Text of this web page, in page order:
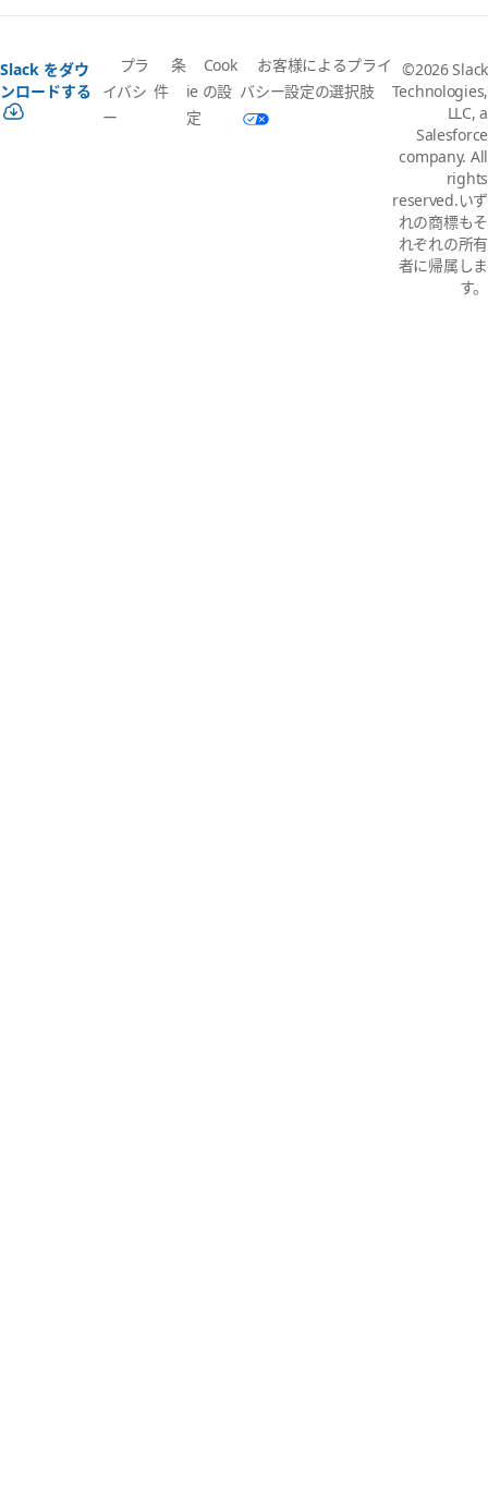
Slack をダウ
ンロードする
プラ
イバシ
ー
条
件
Cook
ie の設
定
お客様によるプライ
バシー設定の選択肢
©2026 Slack
Technologies,
LLC, a
Salesforce
company. All
rights
reserved.いず
れの商標もそ
れぞれの所有
者に帰属しま
す。